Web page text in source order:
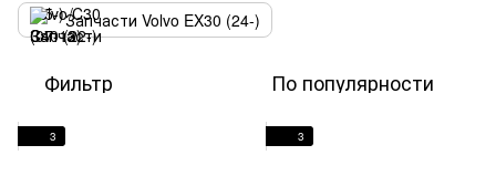
Запчасти Volvo EX30 (24-)
Фильтр По популярности
3 3